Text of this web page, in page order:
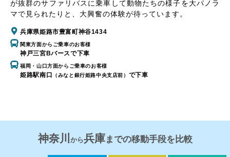
が抜群のサファリバスに乗車して動物たちの様子を大パノラ
マで見られたりと、大興奮の体験が待っています。
兵庫県姫路市豊富町神谷1434
関東方面からご乗車のお客様
神戸三宮Bバースで下車
福岡・山口方面からご乗車のお客様
姫路駅南口 （みなと銀行姫路中央支店前） で下車
神奈川 から兵庫までの移動手段を比較